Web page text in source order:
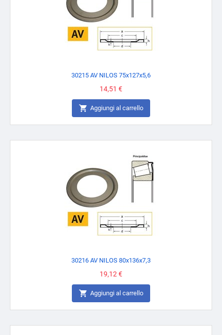
30215 AV NILOS 75x127x5,6
Prezzo
14,51 €
 Aggiungi al carrello
30216 AV NILOS 80x136x7,3
Prezzo
19,12 €
 Aggiungi al carrello